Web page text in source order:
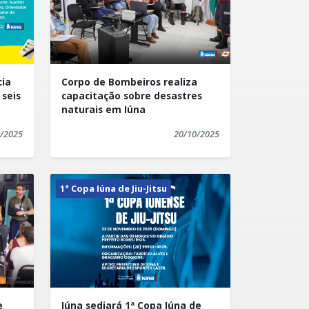
2025
Corpo de Bombeiros realiza
capacitação sobre desastres
naturais em Iúna
20/10/2025
1ª Copa Iúna de Jiu-Jitsu
Iúna sediará 1ª Copa Iúna de